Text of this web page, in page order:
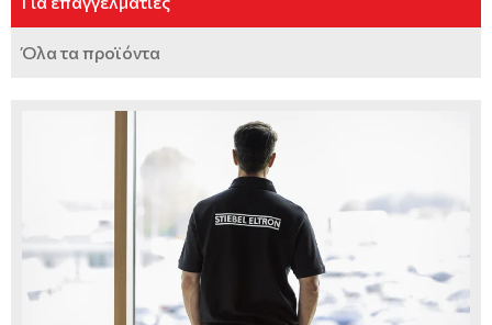
Αερόθερμα
Θερμοστάτες
Μοντέλα και τεχνικά χαρακτηριστικά
Αξεσουάρ και εξοπλισμός HPnext
Τρόποι εγκατάστασης
Εργαλεία επιλογής & υπολογισμού
Όλα τα προϊόντα